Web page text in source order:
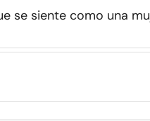
se siente como una